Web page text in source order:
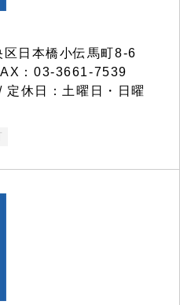
日本橋小伝馬町8-6
：03-3661-7539
休日：土曜日・日曜